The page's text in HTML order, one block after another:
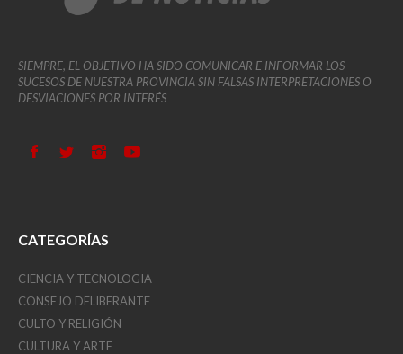
SIEMPRE, EL OBJETIVO HA SIDO COMUNICAR E INFORMAR LOS
SUCESOS DE NUESTRA PROVINCIA SIN FALSAS INTERPRETACIONES O
DESVIACIONES POR INTERÉS
CATEGORÍAS
CIENCIA Y TECNOLOGIA
CONSEJO DELIBERANTE
CULTO Y RELIGIÓN
CULTURA Y ARTE